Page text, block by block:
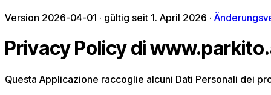
Version 2026-04-01 · gültig seit 1. April 2026 ·
Privacy Policy di
Questa Applicazione raccoglie alcuni Dati Personali dei